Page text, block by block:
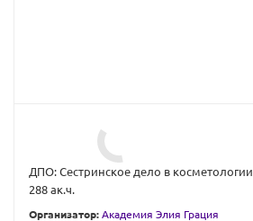
ДПО: Сестринское дело в косметологии
288 ак.ч.
Организатор: Академия Элия Грация